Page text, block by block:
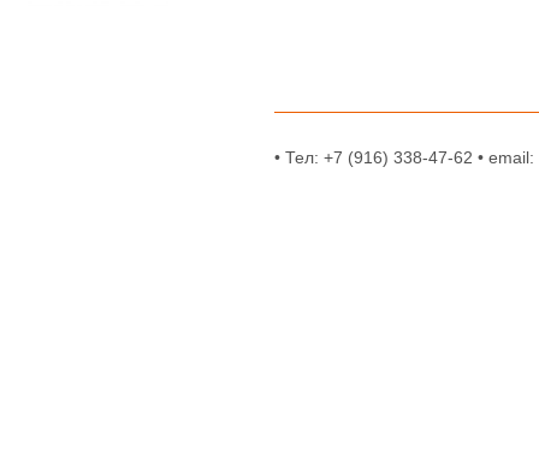
• Тел: +7 (916) 338-47-62 • email: